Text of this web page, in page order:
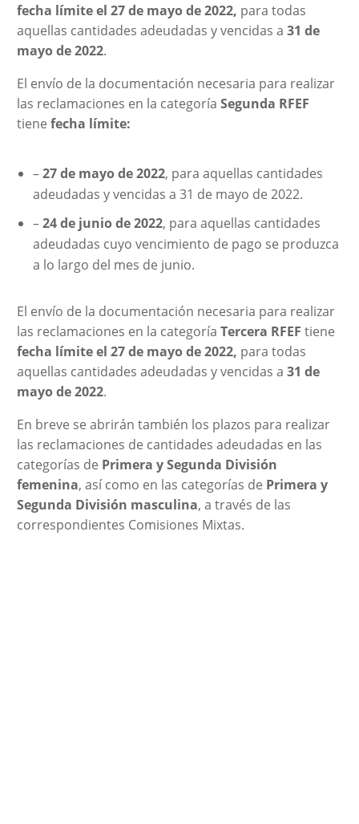
fecha límite el 27 de mayo de 2022, para todas
aquellas cantidades adeudadas y vencidas a 31 de
mayo de 2022.
El envío de la documentación necesaria para realizar
las reclamaciones en la categoría Segunda RFEF
tiene fecha límite:
–27 de mayo de 2022, para aquellas cantidades
adeudadas y vencidas a 31 de mayo de 2022.
–24 de junio de 2022, para aquellas cantidades
adeudadas cuyo vencimiento de pago se produzca
a lo largo del mes de junio.
El envío de la documentación necesaria para realizar
las reclamaciones en la categoría Tercera RFEF tiene
fecha límite el 27 de mayo de 2022, para todas
aquellas cantidades adeudadas y vencidas a 31 de
mayo de 2022.
En breve se abrirán también los plazos para realizar
las reclamaciones de cantidades adeudadas en las
categorías de Primera y Segunda División
femenina, así como en las categorías de Primera y
Segunda División masculina, a través de las
correspondientes Comisiones Mixtas.